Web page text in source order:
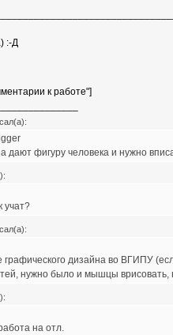
:-Д
к работе"]
дают фигуру человека и нужно
учат?
графического дизайна во ВГИПУ
нужно было и мышцы врисовать,
на отл.